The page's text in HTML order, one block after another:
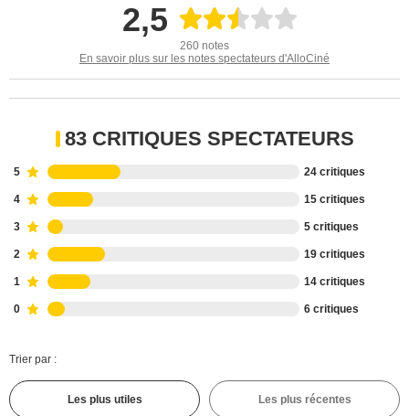
2,5
260 notes
En savoir plus sur les notes spectateurs d'AlloCiné
83 CRITIQUES SPECTATEURS
5 24 critiques
4 15 critiques
3 5 critiques
2 19 critiques
1 14 critiques
0 6 critiques
Trier par :
Les plus utiles Les plus récentes